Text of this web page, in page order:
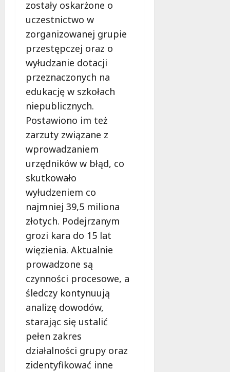
zostały oskarżone o
uczestnictwo w
zorganizowanej grupie
przestępczej oraz o
wyłudzanie dotacji
przeznaczonych na
edukację w szkołach
niepublicznych.
Postawiono im też
zarzuty związane z
wprowadzaniem
urzędników w błąd, co
skutkowało
wyłudzeniem co
najmniej 39,5 miliona
złotych. Podejrzanym
grozi kara do 15 lat
więzienia. Aktualnie
prowadzone są
czynności procesowe, a
śledczy kontynuują
analizę dowodów,
starając się ustalić
pełen zakres
działalności grupy oraz
zidentyfikować inne